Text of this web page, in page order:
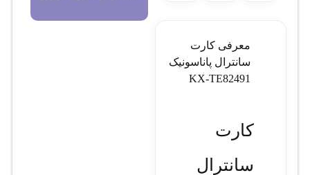
معرفی کارت
سانترال پاناسونیک
KX-TE82491
کارت
سانترال